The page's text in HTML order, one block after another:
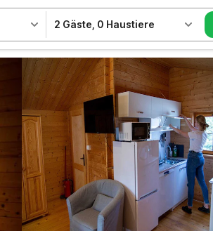
2 Gäste 0 Haustiere